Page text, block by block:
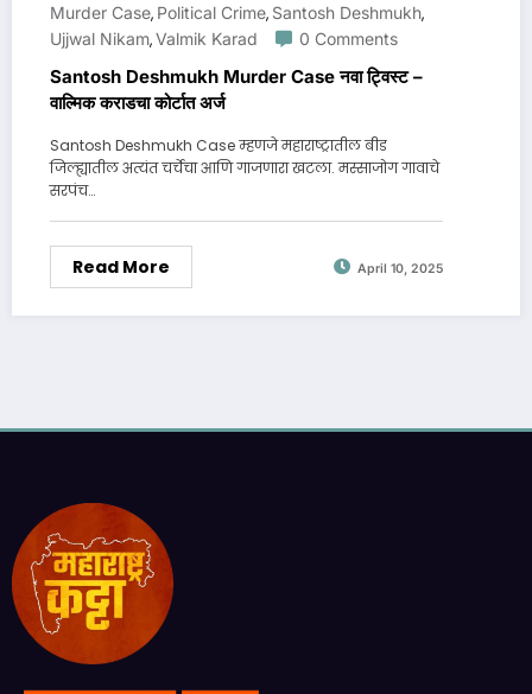
Murder Case, Political Crime, Santosh Deshmukh,
Ujjwal Nikam,Valmik Karad 0 Comments
Santosh Deshmukh Murder Case नवा ट्विस्ट –
वाल्मिक कराडचा कोर्टात अर्ज
Santosh Deshmukh Case म्हणजे महाराष्ट्रातील बीड
जिल्ह्यातील अत्यंत चर्चेचा आणि गाजणारा खटला. मस्साजोग गावाचे
सरपंच…
Read More April 10, 2025